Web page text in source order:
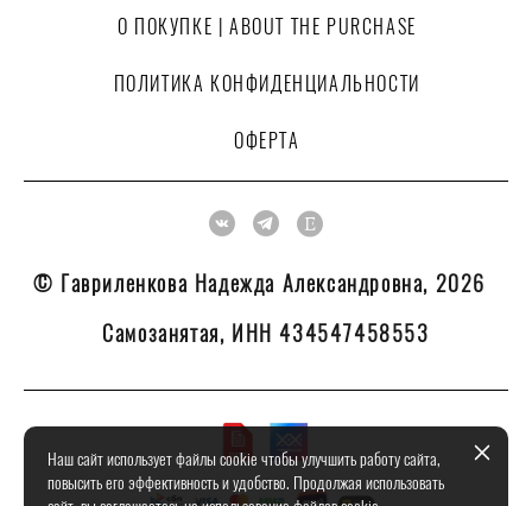
О ПОКУПКЕ | ABOUT THE PURCHASE
ПОЛИТИКА КОНФИДЕНЦИАЛЬНОСТИ
ОФЕРТА
© Гавриленкова Надежда Александровна, 2026
Самозанятая, ИНН 434547458553
Наш сайт использует файлы cookie чтобы улучшить работу сайта,
повысить его эффективность и удобство. Продолжая использовать